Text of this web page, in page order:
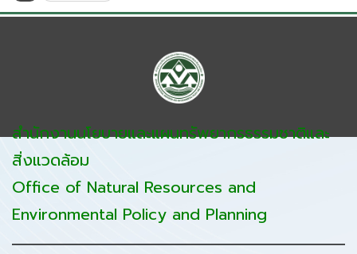
สำนักงานนโยบายและแผนทรัพยากรธรรมชาติและ
สิ่งแวดล้อม
Office of Natural Resources and
Environmental Policy and Planning